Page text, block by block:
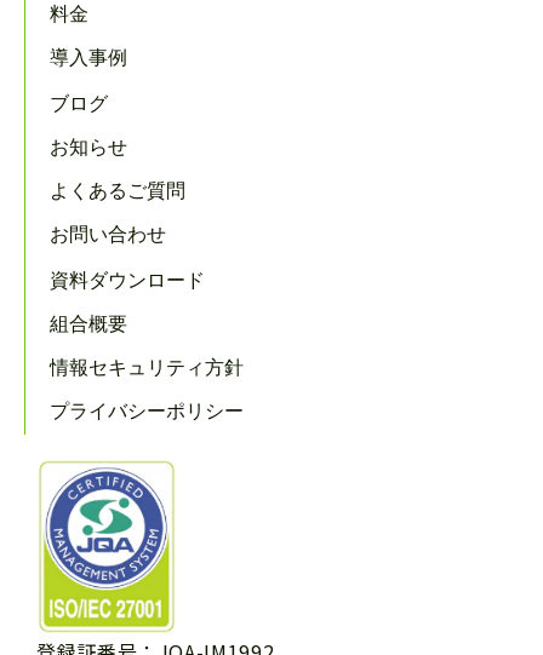
料金
導入事例
ブログ
お知らせ
よくあるご質問
お問い合わせ
資料ダウンロード
組合概要
情報セキュリティ方針
プライバシーポリシー